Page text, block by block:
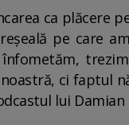
ca plăcere
pe care
ci faptul
lui Damian